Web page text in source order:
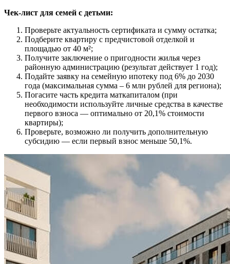
Чек-лист для семей с детьми:
Проверьте актуальность сертификата и сумму остатка;
Подберите квартиру с предчистовой отделкой и
площадью от 40 м²;
Получите заключение о пригодности жилья через
районную администрацию (результат действует 1 год);
Подайте заявку на семейную ипотеку под 6% до 2030
года (максимальная сумма – 6 млн рублей для региона);
Погасите часть кредита маткапиталом (при
необходимости используйте личные средства в качестве
первого взноса — оптимально от 20,1% стоимости
квартиры);
Проверьте, возможно ли получить дополнительную
субсидию — если первый взнос меньше 50,1%.